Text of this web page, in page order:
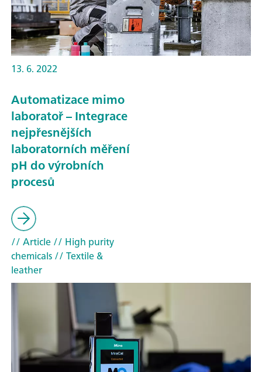
13. 6. 2022
Automatizace mimo
laboratoř – Integrace
nejpřesnějších
laboratorních měření
pH do výrobních
procesů
// Article// High purity
chemicals// Textile &
leather